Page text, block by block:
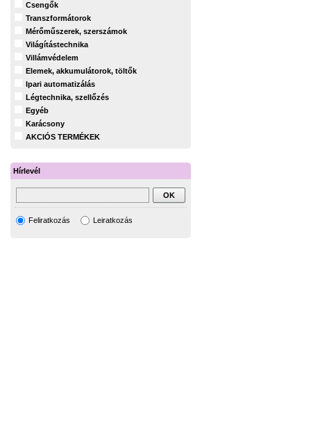
Csengők
Transzformátorok
Mérőműszerek, szerszámok
Világítástechnika
Villámvédelem
Elemek, akkumulátorok, töltők
Ipari automatizálás
Légtechnika, szellőzés
Egyéb
Karácsony
AKCIÓS TERMÉKEK
Hírlevél
Feliratkozás Leiratkozás